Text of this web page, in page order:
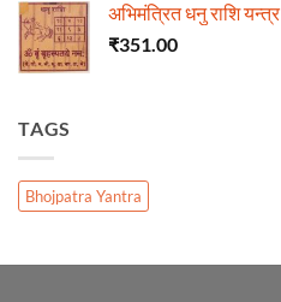
अभिमंत्रित धनु राशि यन्त्र
₹351.00
TAGS
Bhojpatra Yantra